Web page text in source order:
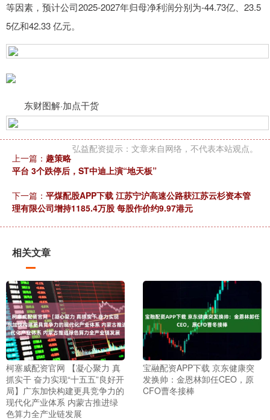
等因素，预计公司2025-2027年归母净利润分别为-44.73亿、23.5
5亿和42.33 亿元。
东财图解·加点干货
弘益配资提示：文章来自网络，不代表本站观点。
上一篇： 趣策略
平台 3个跌停后，ST中迪上演“地天板”
下一篇： 平煤配股APP下载 江苏宁沪高速公路获江苏云杉资本管
理有限公司增持1185.4万股 每股作价约9.97港元
相关文章
柯塞威配资官网 【凝心聚力 真
抓实干 奋力实现“十五五”良好开
局】广东加快构建更具竞争力的
现代化产业体系 内蒙古推进绿
色算力全产业链发展
宝融配资APP下载 京东健康突
发换帅：金恩林卸任CEO，原
CFO曹冬接棒